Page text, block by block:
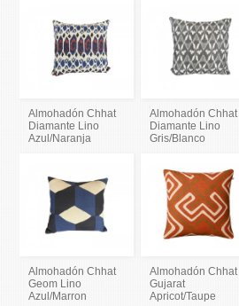
Almohadón Chhat
Diamante Lino
Azul/Naranja
Almohadón Chhat
Diamante Lino
Gris/Blanco
Almohadón Chhat
Geom Lino
Azul/Marron
Almohadón Chhat
Gujarat
Apricot/Taupe